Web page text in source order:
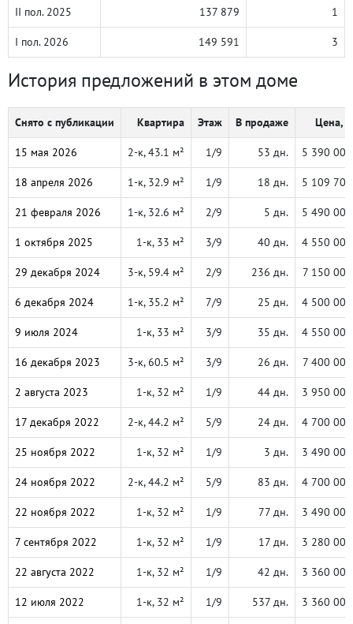
II пол. 2025 137 879 1
I пол. 2026 149 591 3
История предложений в этом доме
Снято с публикации Квартира Этаж В продаже Цена, ₽
15 мая 2026 2-к, 43.1 м² 1/9 53 дн. 5 390 000
18 апреля 2026 1-к, 32.9 м² 1/9 18 дн. 5 109 700
21 февраля 2026 1-к, 32.6 м² 2/9 5 дн. 5 490 000
1 октября 2025 1-к, 33 м² 3/9 40 дн. 4 550 000
29 декабря 2024 3-к, 59.4 м² 2/9 236 дн. 7 150 000
6 декабря 2024 1-к, 35.2 м² 7/9 25 дн. 4 500 000
9 июля 2024 1-к, 33 м² 3/9 35 дн. 4 550 000
16 декабря 2023 3-к, 60.5 м² 3/9 26 дн. 7 400 000
2 августа 2023 1-к, 32 м² 1/9 44 дн. 3 950 000
17 декабря 2022 2-к, 44.2 м² 5/9 24 дн. 4 700 000
25 ноября 2022 1-к, 32 м² 1/9 3 дн. 3 490 000
24 ноября 2022 2-к, 44.2 м² 5/9 83 дн. 4 700 000
22 ноября 2022 1-к, 32 м² 1/9 77 дн. 3 490 000
7 сентября 2022 1-к, 32 м² 1/9 17 дн. 3 280 000
22 августа 2022 1-к, 32 м² 1/9 42 дн. 3 360 000
12 июля 2022 1-к, 32 м² 1/9 537 дн. 3 360 000